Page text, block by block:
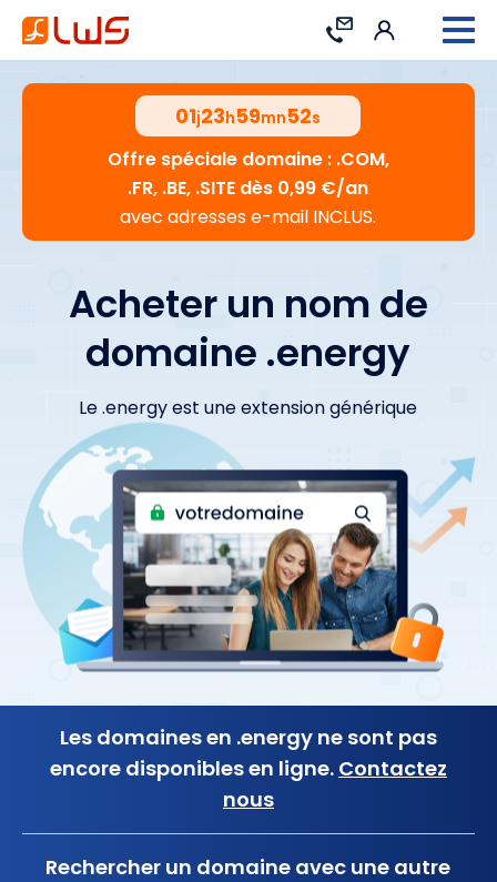
Contact Connexion
01j23h59mn51s
Offre spéciale domaine : .COM,
.FR, .BE, .SITE dès 0,99 €/an
avec adresses e-mail INCLUS.
Acheter un nom de
domaine .energy
Le .energy est une extension générique
Les domaines en .energy ne sont pas
encore disponibles en ligne. Contactez
nous
Rechercher un domaine avec une autre